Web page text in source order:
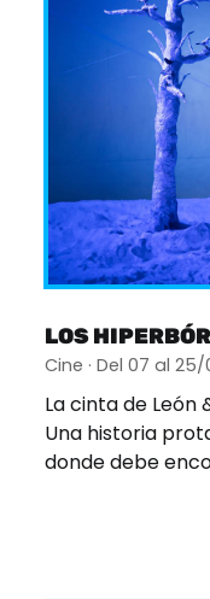
LOS
Cine · Del 07 al
La cinta de León
Una historia
donde debe